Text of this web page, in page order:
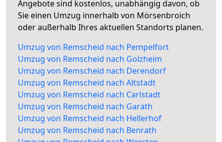
Angebote sind kostenlos, unabhängig davon, ob
Sie einen Umzug innerhalb von Mörsenbroich
oder außerhalb Ihres aktuellen Standorts planen.
Umzug von Remscheid nach Pempelfort
Umzug von Remscheid nach Golzheim
Umzug von Remscheid nach Derendorf
Umzug von Remscheid nach Altstadt
Umzug von Remscheid nach Carlstadt
Umzug von Remscheid nach Garath
Umzug von Remscheid nach Hellerhof
Umzug von Remscheid nach Benrath